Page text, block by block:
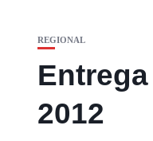
REGIONAL
2012